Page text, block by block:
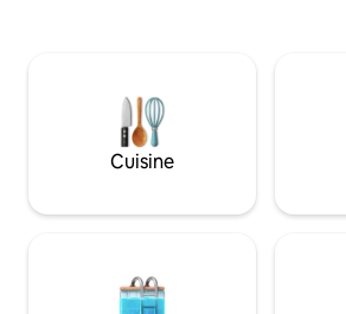
terrasse avec barbecue. Avec votre
propre mini plage, salle de sport, grande
salle de cinéma et chambre séparée
pour les enfants, tout le monde sera
le calme et la tranquillité.
Cuisine